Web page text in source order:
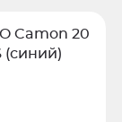
Camon 20
(синий)